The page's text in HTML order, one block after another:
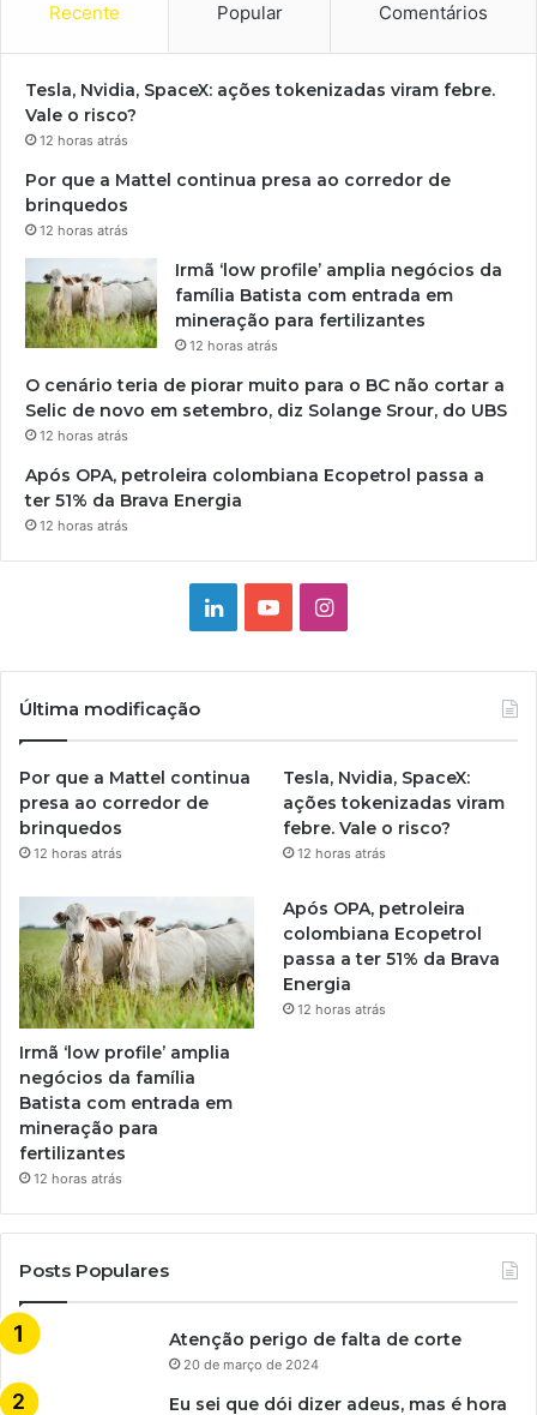
Recente Popular Comentários
Tesla, Nvidia, SpaceX: ações tokenizadas viram febre.
Vale o risco?
12 horas atrás
Por que a Mattel continua presa ao corredor de
brinquedos
12 horas atrás
Irmã ‘low profile’ amplia negócios da
família Batista com entrada em
mineração para fertilizantes
12 horas atrás
O cenário teria de piorar muito para o BC não cortar a
Selic de novo em setembro, diz Solange Srour, do UBS
12 horas atrás
Após OPA, petroleira colombiana Ecopetrol passa a
ter 51% da Brava Energia
12 horas atrás
LinkedinYouTubeInstagram
Última modificação
Por que a Mattel continua
presa ao corredor de
brinquedos
12 horas atrás
Tesla, Nvidia, SpaceX:
ações tokenizadas viram
febre. Vale o risco?
12 horas atrás
Irmã ‘low profile’ amplia
negócios da família
Batista com entrada em
mineração para
fertilizantes
12 horas atrás
Após OPA, petroleira
colombiana Ecopetrol
passa a ter 51% da Brava
Energia
12 horas atrás
Posts Populares
Atenção perigo de falta de corte
20 de março de 2024
Eu sei que dói dizer adeus, mas é hora